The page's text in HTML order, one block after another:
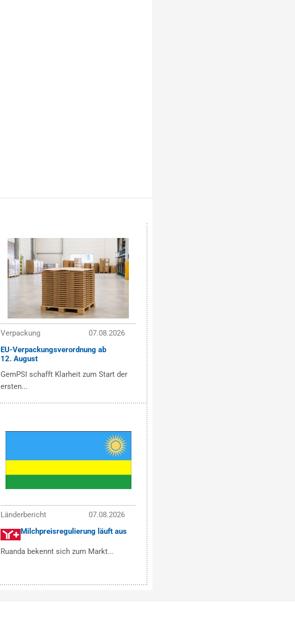
Verpackung
07.08.2026
EU-Verpackungsverordnung ab
12. August
GemPSI schafft Klarheit zum Start der
ersten...
Länderbericht
07.08.2026
Milchpreisregulierung läuft aus
Ruanda bekennt sich zum Markt...